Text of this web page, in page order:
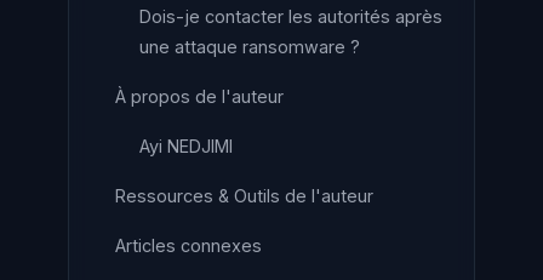
Dois-je contacter les autorités après
une attaque ransomware ?
À propos de l'auteur
Ayi NEDJIMI
Ressources & Outils de l'auteur
Articles connexes